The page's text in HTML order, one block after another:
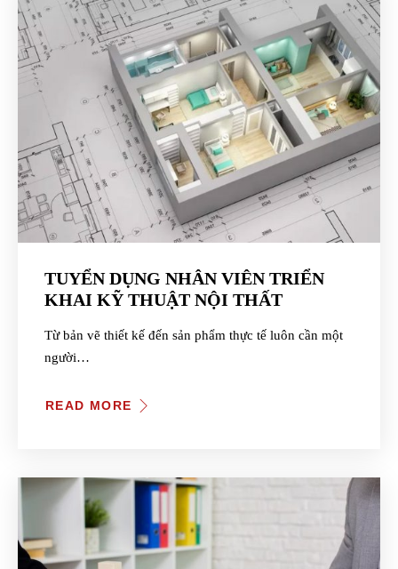
TUYỂN DỤNG NHÂN VIÊN TRIỂN
KHAI KỸ THUẬT NỘI THẤT
Từ bản vẽ thiết kế đến sản phẩm thực tế luôn cần một
người…
READ MORE